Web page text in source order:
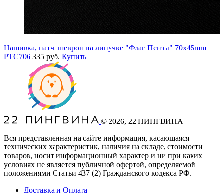
Нашивка, патч, шеврон на липучке "Флаг Пензы" 70x45mm
PTC706 335 руб. Купить
© 2026, 22 ПИНГВИНА
Вся представленная на сайте информация, касающаяся
технических характеристик, наличия на складе, стоимости
товаров, носит информационный характер и ни при каких
условиях не является публичной офертой, определяемой
положениями Статьи 437 (2) Гражданского кодекса РФ.
Доставка и Оплата